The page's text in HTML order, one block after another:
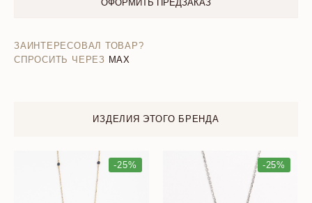
ОФОРМИТЬ ПРЕДЗАКАЗ
ЗАИНТЕРЕСОВАЛ ТОВАР?
СПРОСИТЬ ЧЕРЕЗ MAX
ИЗДЕЛИЯ ЭТОГО БРЕНДА
-25% -25%